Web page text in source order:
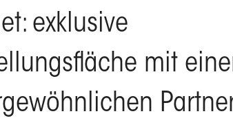
exklusive
mit